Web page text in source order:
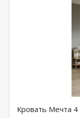
Кровать Мечта 4